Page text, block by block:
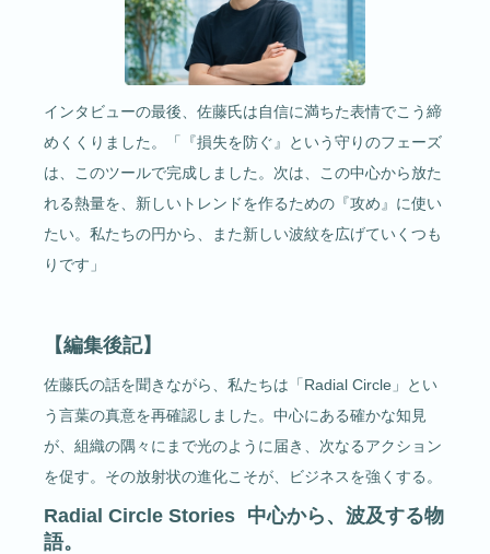
インタビューの最後、佐藤氏は自信に満ちた表情でこう締
めくくりました。「『損失を防ぐ』という守りのフェーズ
は、このツールで完成しました。次は、この中心から放た
れる熱量を、新しいトレンドを作るための『攻め』に使い
たい。私たちの円から、また新しい波紋を広げていくつも
りです」
【編集後記】
佐藤氏の話を聞きながら、私たちは「Radial Circle」とい
う言葉の真意を再確認しました。中心にある確かな知見
が、組織の隅々にまで光のように届き、次なるアクション
を促す。その放射状の進化こそが、ビジネスを強くする。
Radial Circle Stories 中心から、波及する物
語。